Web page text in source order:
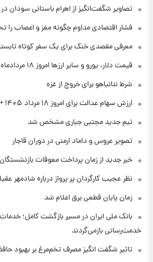
تصاویر شگفت‌انگیز از اهرام باستانی سودان
فشار اقتصادی مداوم چگونه مغز و اعصاب را
معرفی مقصدی خنک برای یک سفر کوتاه
قیمت دلار، یورو و سایر ارزها امروز ۱۸ مردادماه ۱۴۰۵ + جدول
شرط نتانیاهو برای خروج از غزه
ارزش سهام عدالت برای امروز ۱۸ مرداد ۱۴۰۵ + جدول
تیم جدید مجتبی جباری مشخص شد
تصویر عروس و داماد ارمنی در دوران قاجار
خبر جدید از زمان پرداخت معوقات بازنشستگان
نظر عجیب کارگردان پر پرواز درباره شادمهر
زمان پایان قطعی برق اعلام شد
بانک ملی ایران در مسیر بازگشت کامل؛ خدمات
خدمت‌رسانی بازمی‌گردند
تاثیر شگفت انگیز مصرف تخم‌مرغ بر بهبود حافظه